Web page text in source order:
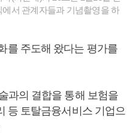
서 관계자들과 기념촬영을 하
를 주도해 왔다는 평가를
과의 결합을 통해 보험을
등 토탈금융서비스 기업으